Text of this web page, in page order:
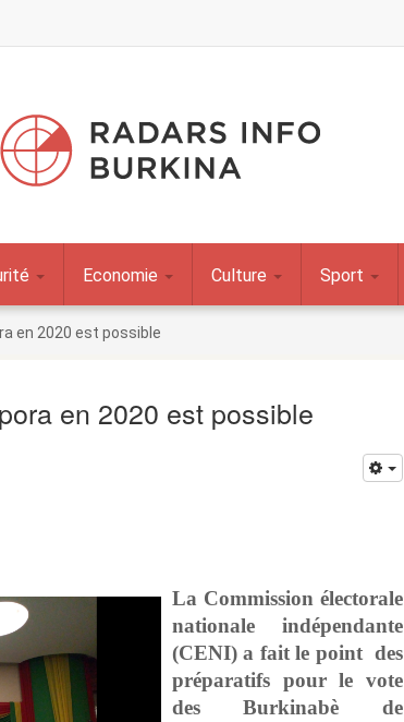
Economie Culture Sport
en 2020 est possible
en 2020 est possible
La Commission électorale
nationale indépendante
(CENI) a fait le point des
préparatifs pour le vote
des Burkinabè de